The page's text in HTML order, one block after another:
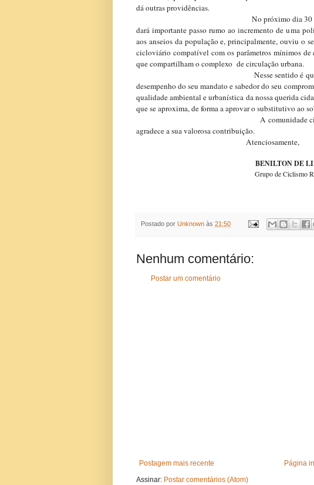
dá outras providências.
No próximo dia 30 de agosto de
dará importante passo rumo ao incremento de uma
aos anseios da população e, principalmente, ouviu o
cicloviário compatível com os parâmetros mínimos
que compartilham o complexo de circulação urbana.
Nesse sentido é que o Grupo de
desempenho do seu mandato e sabedor do seu
qualidade ambiental e urbanística da nossa querida
que se aproxima, de forma a aprovar o substitutivo ao
A comunidade ciclista estará
agradece a sua valorosa contribuição.
Atenciosamente,
BENILTON DE
Grupo de Ciclismo
Postado por Unknown às 21:50
Nenhum comentário:
Postar um comentário
Postagem mais recente
Página
Assinar: Postar comentários (Atom)